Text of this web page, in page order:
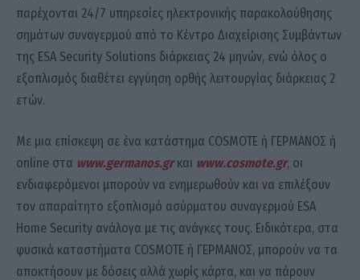
παρέχονται 24/7 υπηρεσίες ηλεκτρονικής παρακολούθησης
σημάτων συναγερμού από το Κέντρο Διαχείρισης Συμβάντων
της ESA Security Solutions διάρκειας 24 μηνών, ενώ όλος ο
εξοπλισμός διαθέτει εγγύηση ορθής λειτουργίας διάρκειας 2
ετών.
Με μια επίσκεψη σε ένα κατάστημα COSMOTE ή ΓΕΡΜΑΝΟΣ ή
online στα www.germanos.grκαι www.cosmote.gr, οι
ενδιαφερόμενοι μπορούν να ενημερωθούν και να επιλέξουν
τον απαραίτητο εξοπλισμό ασύρματου συναγερμού ESA
Home Security ανάλογα με τις ανάγκες τους. Ειδικότερα, στα
φυσικά καταστήματα COSMOTE ή ΓΕΡΜΑΝΟΣ, μπορούν να τα
αποκτήσουν με δόσεις αλλά χωρίς κάρτα, και να πάρουν